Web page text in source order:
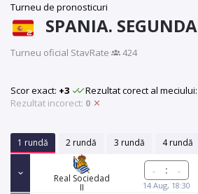
Turneu de pronosticuri
SPANIA. SEGUNDA
Turneu oficial StavRate·
424
Scor exact: +3 Rezultat corect al meciului:
Rezultat incorect: 0
1 rundă 2 rundă 3 rundă 4 rundă
Real Sociedad
II
:
14 Aug, 18:30